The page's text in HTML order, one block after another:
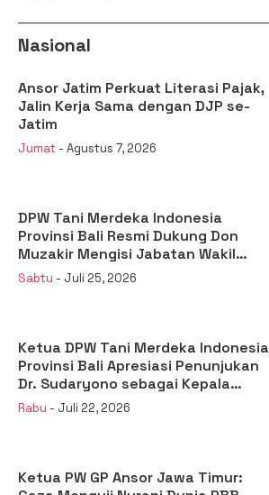
Nasional
Ansor Jatim Perkuat Literasi Pajak,
Jalin Kerja Sama dengan DJP se-
Jatim
Jumat - Agustus 7, 2026
DPW Tani Merdeka Indonesia
Provinsi Bali Resmi Dukung Don
Muzakir Mengisi Jabatan Wakil
Menteri Pertanian RI
Sabtu - Juli 25, 2026
Ketua DPW Tani Merdeka Indonesia
Provinsi Bali Apresiasi Penunjukan
Dr. Sudaryono sebagai Kepala
Badan Gizi Nasional
Rabu - Juli 22, 2026
Ketua PW GP Ansor Jawa Timur: